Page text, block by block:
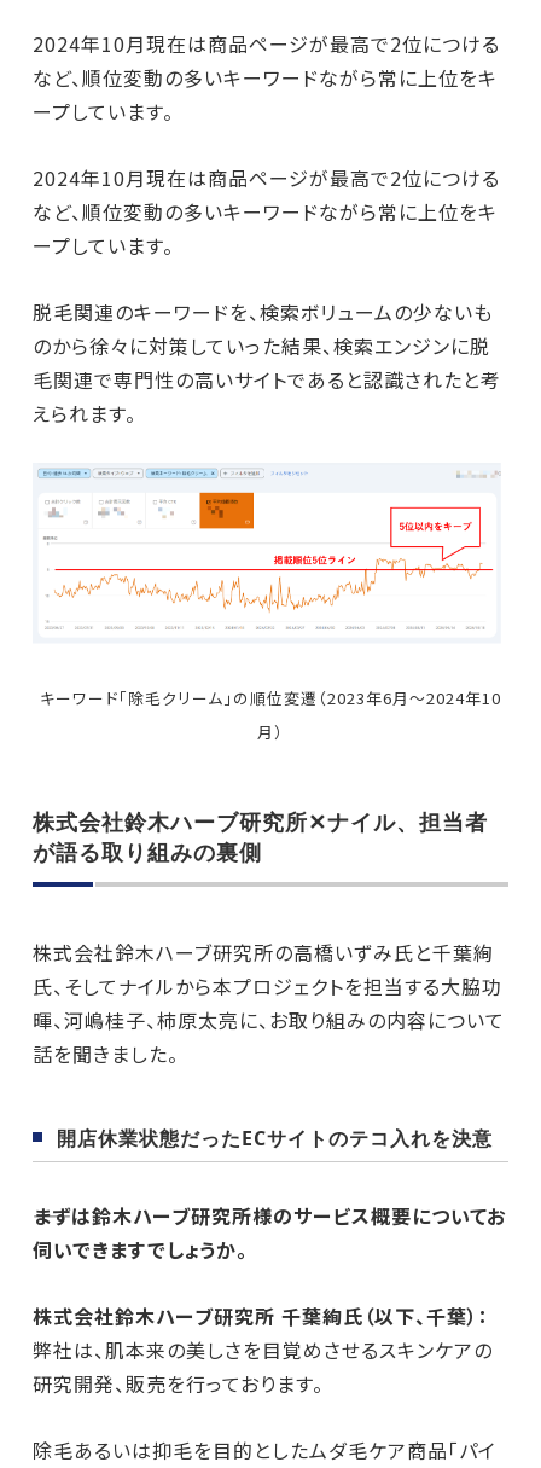
2024年10月現在は商品ページが最高で2位につける
など、順位変動の多いキーワードながら常に上位をキ
ープしています。
2024年10月現在は商品ページが最高で2位につける
など、順位変動の多いキーワードながら常に上位をキ
ープしています。
脱毛関連のキーワードを、検索ボリュームの少ないも
のから徐々に対策していった結果、検索エンジンに脱
毛関連で専門性の高いサイトであると認識されたと考
えられます。
キーワード「除毛クリーム」の順位変遷（2023年6月～2024年10
月）
株式会社鈴木ハーブ研究所✕ナイル、担当者
が語る取り組みの裏側
株式会社鈴木ハーブ研究所の高橋いずみ氏と千葉絢
氏、そしてナイルから本プロジェクトを担当する大脇功
暉、河嶋桂子、柿原太亮に、お取り組みの内容について
話を聞きました。
開店休業状態だったECサイトのテコ入れを決意
――まずは鈴木ハーブ研究所様のサービス概要についてお
伺いできますでしょうか。
株式会社鈴木ハーブ研究所 千葉絢氏（以下、千葉）：
弊社は、肌本来の美しさを目覚めさせるスキンケアの
研究開発、販売を行っております。
除毛あるいは抑毛を目的としたムダ毛ケア商品「パイ